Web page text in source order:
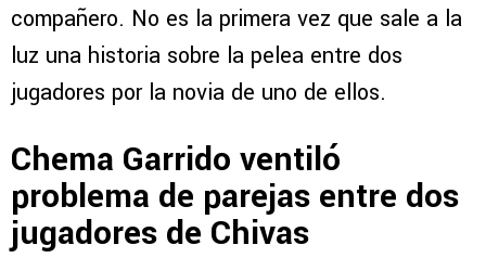
compañero. No es la primera vez que sale a la
luz una historia sobre la pelea entre dos
jugadores por la novia de uno de ellos.
Chema Garrido ventiló
problema de parejas entre dos
jugadores de Chivas